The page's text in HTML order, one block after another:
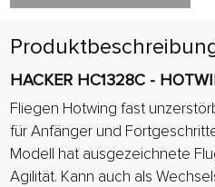
HACKER HC1328C -
Fliegen Hotwing fast
für Anfänger und
Modell hat ausgezeichnete
Agilität. Kann auch als